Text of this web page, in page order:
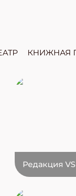
КНИЖНАЯ
Редакция